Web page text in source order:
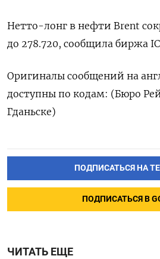
Нетто-лонг в нефти Brent
⁠до 278.720, сообщила биржа
Оригиналы ‌сообщений на
доступны по кодам: (Бюро
Гданьске)
ПОДПИСАТЬСЯ НА
ПОДПИСАТЬСЯ В
ЧИТАТЬ ЕЩЕ